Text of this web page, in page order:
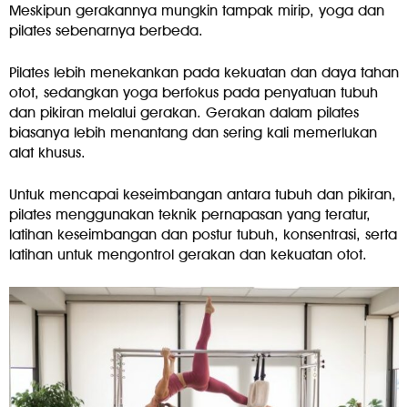
Meskipun gerakannya mungkin tampak mirip, yoga dan
pilates sebenarnya berbeda.
Pilates lebih menekankan pada kekuatan dan daya tahan
otot, sedangkan yoga berfokus pada penyatuan tubuh
dan pikiran melalui gerakan. Gerakan dalam pilates
biasanya lebih menantang dan sering kali memerlukan
alat khusus.
Untuk mencapai keseimbangan antara tubuh dan pikiran,
pilates menggunakan teknik pernapasan yang teratur,
latihan keseimbangan dan postur tubuh, konsentrasi, serta
latihan untuk mengontrol gerakan dan kekuatan otot.